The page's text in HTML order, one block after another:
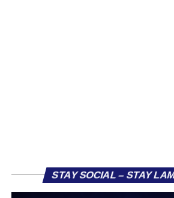
Στην πρώτη του σεζόν στην ΑΕΚ,
STAY SOCIAL – STAY